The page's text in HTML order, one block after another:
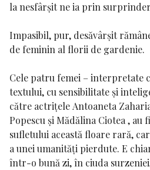
la nesfârșit ne ia prin
Impasibil, pur, desăvârșit
de feminin al florii de gardenie.
Cele patru femei – interpretate
textului, cu sensibilitate și
către actrițeleAntoaneta
Popescu și Mădălina Ciotea, au
sufletului această floare rară,
a unei umanități pierdute. E
într-o bună zi, în ciuda